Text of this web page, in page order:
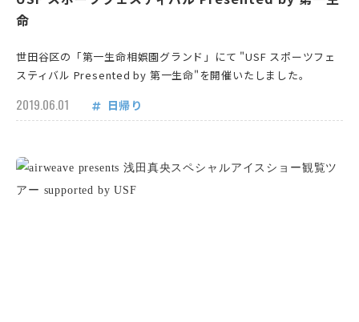
命
世田谷区の「第一生命相娯園グランド」にて "USF スポーツフェ
スティバル Presented by 第一生命"を開催いたしました。
2019.06.01 日帰り